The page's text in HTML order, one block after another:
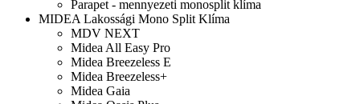
Parapet - mennyezeti monosplit klíma
MIDEA Lakossági Mono Split Klíma
MDV NEXT
Midea All Easy Pro
Midea Breezeless E
Midea Breezeless+
Midea Gaia